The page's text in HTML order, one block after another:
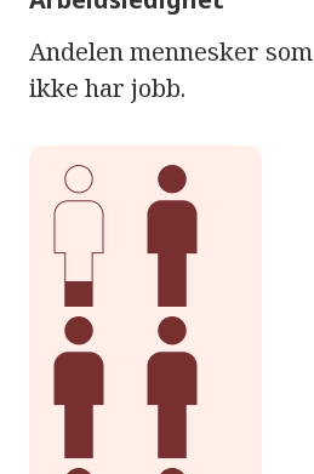
Andelen mennesker som
ikke har jobb.